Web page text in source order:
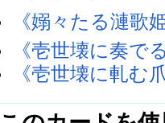
《嫋々たる漣歌
《壱世壊に奏で
《壱世壊に軋む